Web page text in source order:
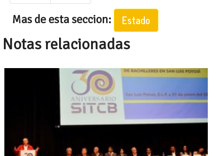
Mas de esta seccion: Estado
Notas relacionadas